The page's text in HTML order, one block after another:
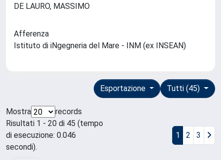
DE LAURO, MASSIMO
Afferenza
Istituto di iNgegneria del Mare - INM (ex INSEAN)
Tutti (45)
Esportazione
Mostra
records
Risultati 1 - 20 di 45 (tempo
di esecuzione: 0.046
secondi).
1 2 3